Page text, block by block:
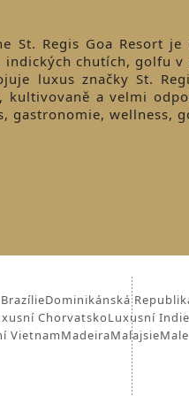
St. Regis Goa Resort
indických chutích, golfu
luxus značky St.
kultivovaně a velmi
gastronomie, wellness,
BrazílieDominikánská
ChorvatskoLuxusní Indie
VietnamMadeiraMalajsie